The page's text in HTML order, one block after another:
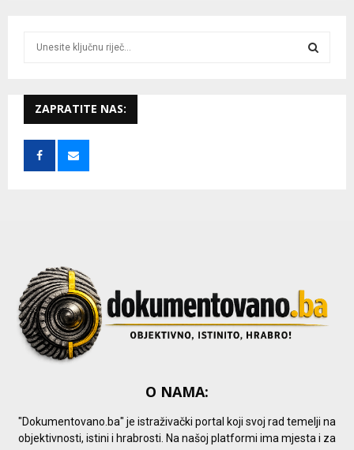
h
f
r
ZAPRATITE NAS:
O NAMA:
"Dokumentovano.ba" je istraživački portal koji svoj rad temelji na
objektivnosti, istini i hrabrosti. Na našoj platformi ima mjesta i za